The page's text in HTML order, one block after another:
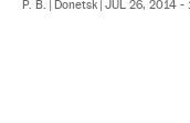
P. B. | Donetsk | JUL 26, 2014 -